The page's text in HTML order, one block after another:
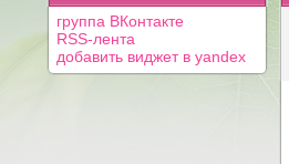
группа ВКонтакте
RSS-лента
добавить виджет в yandex